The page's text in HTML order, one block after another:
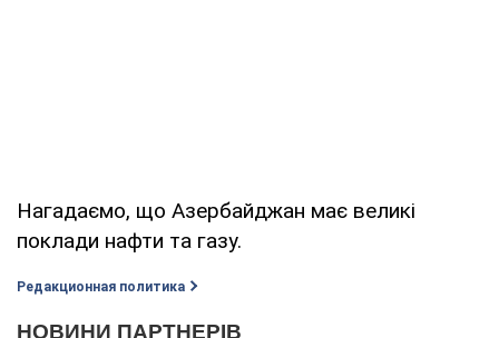
Нагадаємо, що Азербайджан має великі
поклади нафти та газу.
Редакционная политика